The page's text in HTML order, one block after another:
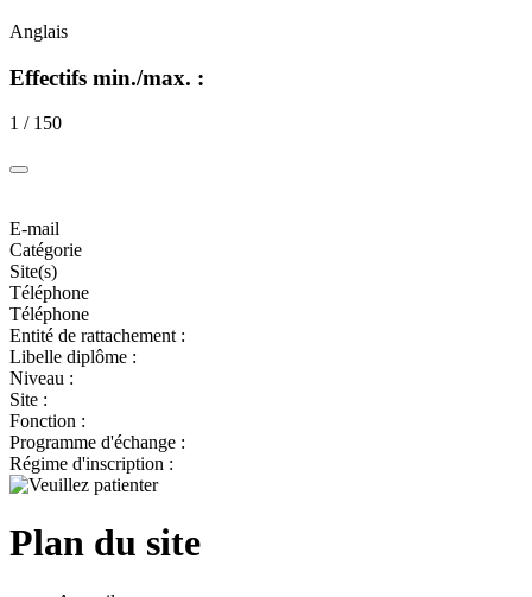
Anglais
Effectifs min./max. :
1 / 150
E-mail
Catégorie
Site(s)
Téléphone
Téléphone
Entité de rattachement :
Libelle diplôme :
Niveau :
Site :
Fonction :
Programme d'échange :
Régime d'inscription :
Plan du site